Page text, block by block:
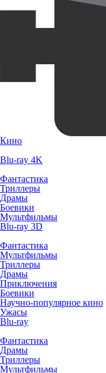
Кино
Blu-ray 4K
Фантастика
Триллеры
Драмы
Боевики
Мультфильмы
Blu-ray 3D
Фантастика
Мультфильмы
Триллеры
Драмы
Приключения
Боевики
Научно-популярное кино
Ужасы
Blu-ray
Фантастика
Драмы
Триллеры
Мультфильмы